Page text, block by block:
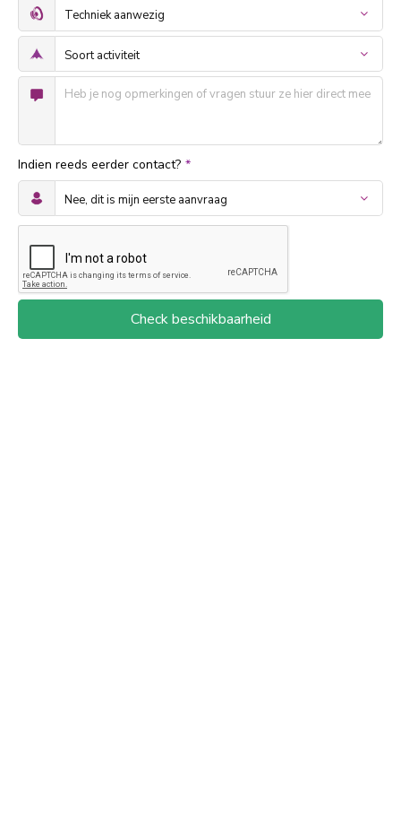
Indien reeds eerder contact? *
Check beschikbaarheid